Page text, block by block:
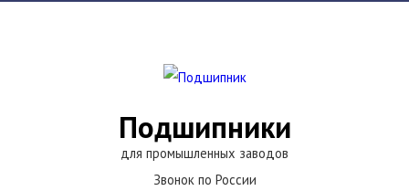
Подшипники
для промышленных заводов
Звонок по России